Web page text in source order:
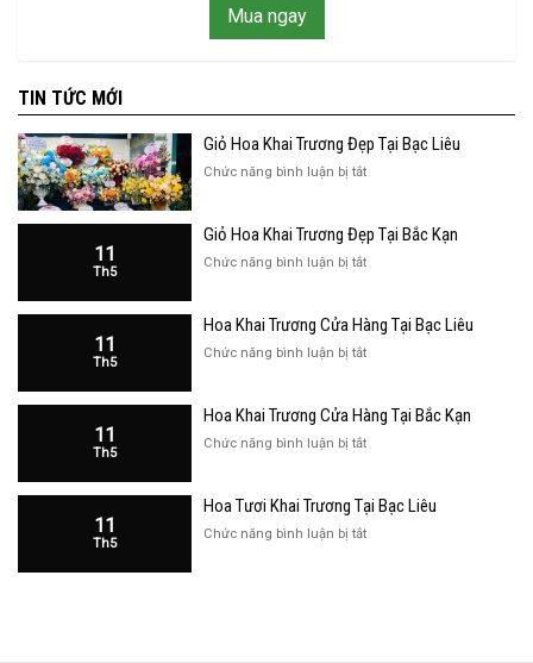
Mua ngay
TIN TỨC MỚI
Giỏ Hoa Khai Trương Đẹp Tại Bạc Liêu
Chức năng bình luận bị tắtở
Khai
Đẹp
Liêu
11
Th5
Giỏ Hoa Khai Trương Đẹp Tại Bắc Kạn
Chức năng bình luận bị tắtở
Khai
Đẹp
Kạn
11
Th5
Hoa Khai Trương Cửa Hàng Tại Bạc Liêu
Chức năng bình luận bị tắtở
Trương
Hàng
Liêu
11
Th5
Hoa Khai Trương Cửa Hàng Tại Bắc Kạn
Chức năng bình luận bị tắtở
Trương
Hàng
11
Th5
Hoa Tươi Khai Trương Tại Bạc Liêu
Chức năng bình luận bị tắtở